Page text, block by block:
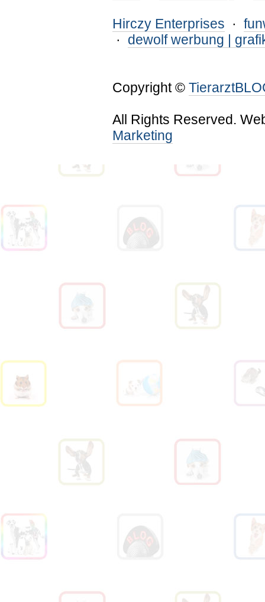
Hirczy Enterprises ·
· dewolf werbung |
Copyright ©
All Rights Reserved.
Marketing